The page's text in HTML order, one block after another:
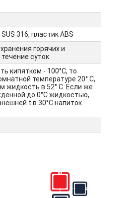
316, пластик ABS
горячих и
суток
кипятком - 100°С, то
температуре 20° С,
жидкость в 52° С. Если же
до 0°С жидкостью,
t в 30°С напиток